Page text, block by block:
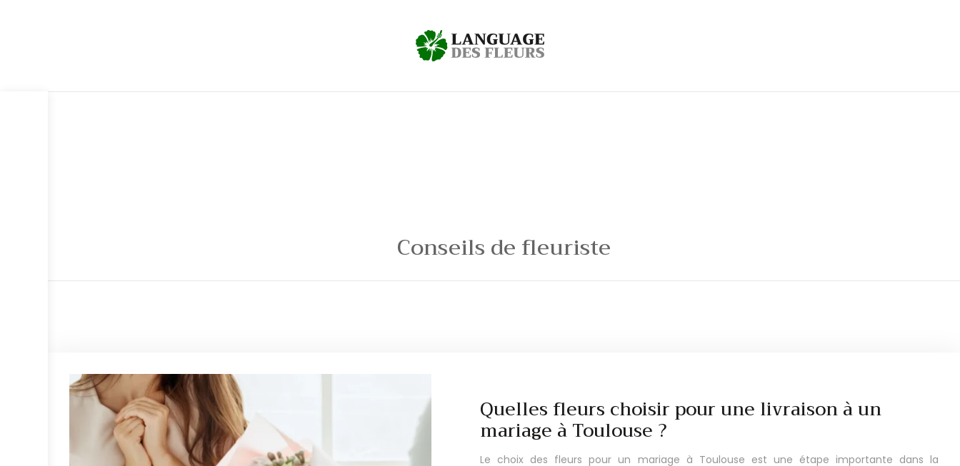
Conseils de fleuriste
Quelles fleurs choisir pour une livraison à un
mariage à Toulouse ?
Le choix des fleurs pour un mariage à Toulouse est une étape importante dans la